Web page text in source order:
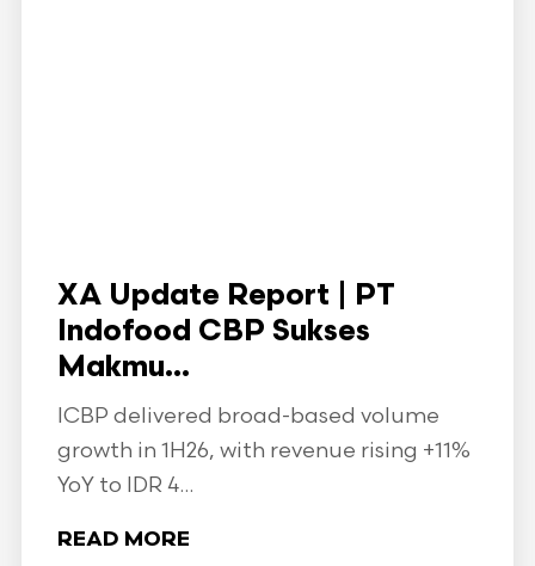
XA Update Report | PT
Indofood CBP Sukses
Makmu...
ICBP delivered broad-based volume
growth in 1H26, with revenue rising +11%
YoY to IDR 4...
READ MORE